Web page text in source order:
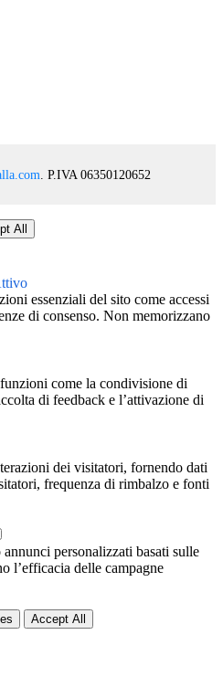
. P.IVA 06350120652
All
essenziali del sito come accessi
di consenso. Non memorizzano
come la condivisione di
di feedback e l’attivazione di
dei visitatori, fornendo dati
frequenza di rimbalzo e fonti
personalizzati basati sulle
l’efficacia delle campagne
Accept All